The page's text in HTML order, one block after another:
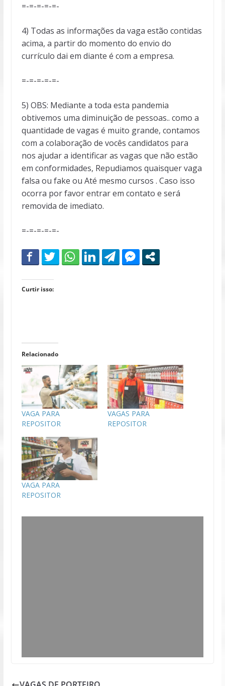
=-=-=-=-=-
4) Todas as informações da vaga estão contidas
acima, a partir do momento do envio do
currículo dai em diante é com a empresa.
=-=-=-=-=-
5) OBS: Mediante a toda esta pandemia
obtivemos uma diminuição de pessoas.. como a
quantidade de vagas é muito grande, contamos
com a colaboração de vocês candidatos para
nos ajudar a identificar as vagas que não estão
em conformidades, Repudiamos quaisquer vaga
falsa ou fake ou Até mesmo cursos . Caso isso
ocorra por favor entrar em contato e será
removida de imediato.
=-=-=-=-=-
Curtir isso:
Relacionado
VAGA PARA
REPOSITOR
VAGAS PARA
REPOSITOR
VAGA PARA
REPOSITOR